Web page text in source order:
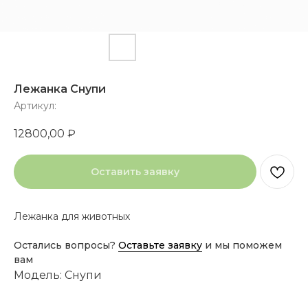
Лежанка Снупи
Артикул:
12800,00 ₽
Оставить заявку
Лежанка для животных
Остались вопросы? Оставьте заявку и мы поможем
вам
Модель: Снупи